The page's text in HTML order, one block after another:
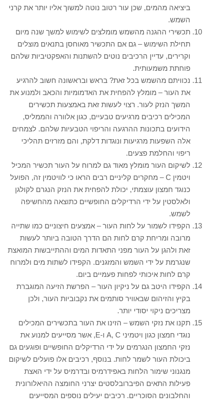
ביציאה מהמים, שכן עור רטוב נוטה למשוך אליו יותר את קרני
השמש.
תכשירי ההגנה מהשמש מומלצים לשימוש למשך שנה מיום
תחילת השימוש – גם אם התכשיר מאוחסן בתנאים מוצלים
וקרירים, עדיין הרכיבים נוטים להשתנות והאפקטיביות שלהם
פוחתת משמעותית.
נכוויתם מהשמש בכל זאת? בראש ובראשונה חשוב להרגיע
את העור – מומלץ להפחית את האדמומיות והכאב ולמנוע את
המשך הנזק לעור. רצוי לעשות זאת באמצעות תכשירים
המכילים רכיבים מרגיעים טבעיים, כגון אלוורה והממליס,
הידועים בתכונות ההרגעה והריפוי הטבעיות שלהם. לצמחים
אלה השפעות מרגיעות ונוגדות דלקת, והם מזרזים תהליכי
ריפוי והחלמת פצעים.
לשיקום העור מומלץ מאוד גם למרוח על העור תכשיר המכיל
ויטמין C – מחקרים קליניים רבים הראו כי לוויטמין זה, הפועל
כנוגד חמצון עוצמתי, יכולת להפחית את הנזק הנגרם לקולגן
ולאלסטין על ידי הרדיקלים החופשיים כתוצאה מהחשיפה
לשמש.
הקפידו לשמור על לחות העור – אמצעים חיצוניים כמו שתייה
מרובה ומריחת קרם לחות הם הדרך הטובה ביותר לעשות
זאת ולהגן על העור מפני התאדות המים וההתייבשות המואצת
שנגרמת על ידי השמש והמזגנים. הקפידו לשתות מים ולמרוח
קרם לחות איכותי לפחות פעמיים ביום.
הקפידו היטב גם על ניקיון העור – הפרשת הזיעה המוגברת
בקיץ והזיהום שבאוויר סותמים את נקבוביות העור, ולכן
מצריכים ניקוי יסודי יותר.
תקנו את נזקי השמש – הזינו את העור בתכשירים המכילים
נוגדי חמצון כגון ויטמיני A, C ו-E, אשר מסייעים למנוע את
נזקי החמצון הנגרמים על ידי הרדיקלים החופשיים ופוגעים גם
ביכולת העור לשמר לחות. בנוסף, רכיבים אלו פועלים לשיקום
מנגנוני שימור הלחות באפידרמיס ובדרמיס על ידי האצת
פעילות התאים הפיברובלסטים יצרני החומצה ההיאלורונית
והחלבונים הסוכריים. רכיבים יעילים נוספים המסייעים